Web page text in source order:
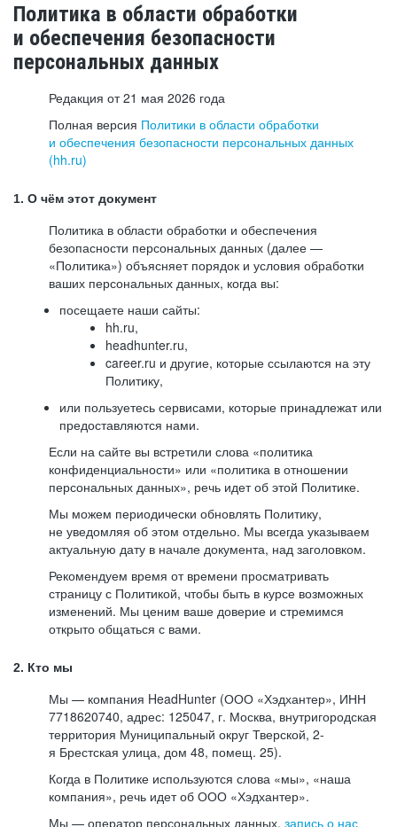
Политика в области обработки
и обеспечения безопасности
персональных данных
Редакция от 21 мая 2026 года
Полная версия Политики в области обработки
и обеспечения безопасности персональных данных
(hh.ru)
1. О чём этот документ
Политика в области обработки и обеспечения
безопасности персональных данных (далее —
«Политика») объясняет порядок и условия обработки
ваших персональных данных, когда вы:
посещаете наши сайты:
hh.ru,
headhunter.ru,
career.ru и другие, которые ссылаются на эту
Политику,
или пользуетесь сервисами, которые принадлежат или
предоставляются нами.
Если на сайте вы встретили слова «политика
конфиденциальности» или «политика в отношении
персональных данных», речь идет об этой Политике.
Мы можем периодически обновлять Политику,
не уведомляя об этом отдельно. Мы всегда указываем
актуальную дату в начале документа, над заголовком.
Рекомендуем время от времени просматривать
страницу с Политикой, чтобы быть в курсе возможных
изменений. Мы ценим ваше доверие и стремимся
открыто общаться с вами.
2. Кто мы
Мы — компания HeadHunter (ООО «Хэдхантер», ИНН
7718620740, адрес: 125047, г. Москва, внутригородская
территория Муниципальный округ Тверской, 2-
я Брестская улица, дом 48, помещ. 25).
Когда в Политике используются слова «мы», «наша
компания», речь идет об ООО «Хэдхантер».
Мы — оператор персональных данных, запись о нас